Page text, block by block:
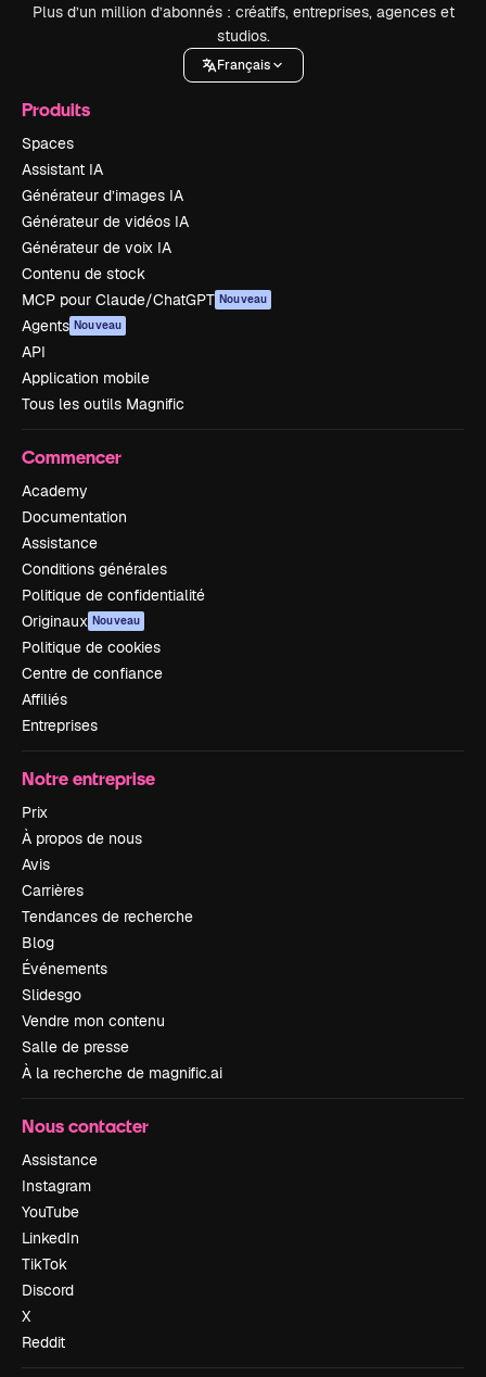
Plus d’un million d’abonnés : créatifs, entreprises, agences et
studios.
Français
Produits
Spaces
Assistant IA
Générateur d’images IA
Générateur de vidéos IA
Générateur de voix IA
Contenu de stock
MCP pour Claude/ChatGPT Nouveau
Agents Nouveau
API
Application mobile
Tous les outils Magnific
Commencer
Academy
Documentation
Assistance
Conditions générales
Politique de confidentialité
Originaux Nouveau
Politique de cookies
Centre de confiance
Affiliés
Entreprises
Notre entreprise
Prix
À propos de nous
Avis
Carrières
Tendances de recherche
Blog
Événements
Slidesgo
Vendre mon contenu
Salle de presse
À la recherche de magnific.ai
Nous contacter
Assistance
Instagram
YouTube
LinkedIn
TikTok
Discord
X
Reddit